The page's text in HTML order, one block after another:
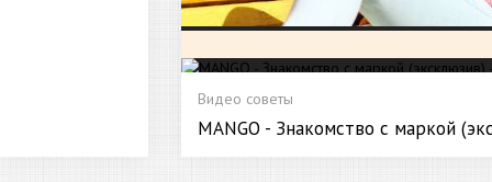
Видео советы
MANGO - Знакомство с маркой